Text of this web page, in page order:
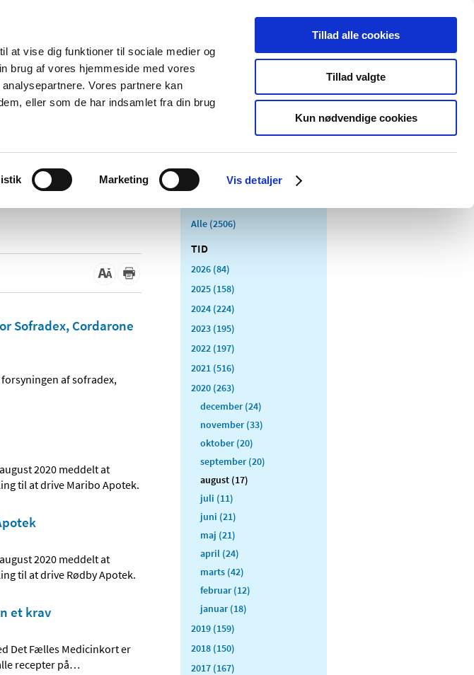
at vise dig funktioner til sociale medier og
brug af vores hjemmeside med vores
Vores partnere kan
eller som de har indsamlet fra din brug
Marketing Vis detaljer
Tillad alle cookies
Tillad valgte
Kun nødvendige cookies
Om os Kontakt Udgivelser
Apoteker og salg af
Medicinsk
Særlige
produktområder
Sofradex, Cordarone
af sofradex,
2020 meddelt at
til at drive Maribo Apotek.
2020 meddelt at
til at drive Rødby Apotek.
et krav
Det Fælles Medicinkort er
recepter på…
Alle (2506)
TID
2026 (84)
2025 (158)
2024 (224)
2023 (195)
2022 (197)
2021 (516)
2020 (263)
december (24)
november (33)
oktober (20)
september (20)
august (17)
juli (11)
juni (21)
maj (21)
april (24)
marts (42)
februar (12)
januar (18)
2019 (159)
2018 (150)
2017 (167)